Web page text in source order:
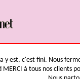
y est, c'est fini. Nous
MERCI à tous nos clients